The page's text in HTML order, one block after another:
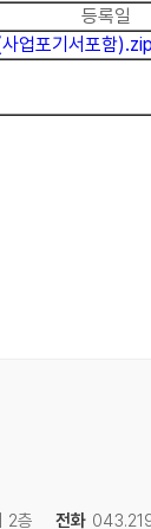
등록일
업포기서포함).zip
2층 전화